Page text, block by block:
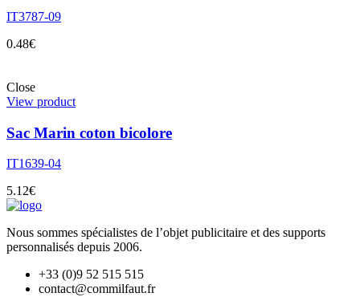
IT3787-09
0.48€
Close
View product
Sac Marin coton bicolore
IT1639-04
5.12€
Nous sommes spécialistes de l’objet publicitaire et des supports
personnalisés depuis 2006.
+33 (0)9 52 515 515
contact@commilfaut.fr